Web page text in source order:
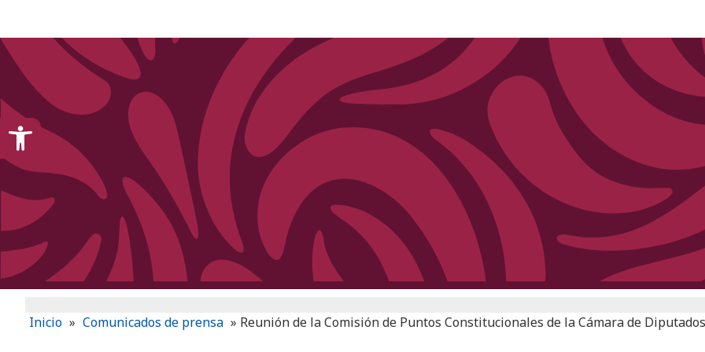
Inicio » Comunicados de prensa » Reunión de la Comisión de Puntos Constitucionales de la Cámara de Diputados
Open toolbar